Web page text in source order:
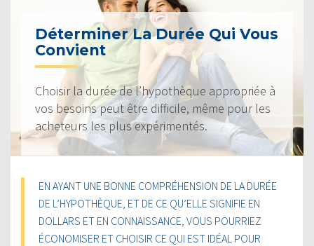
Déterminer La Durée Qui Vous
Convient
Choisir la durée de l’hypothèque appropriée à
vos besoins peut être difficile, même pour les
acheteurs les plus expérimentés.
EN AYANT UNE BONNE COMPRÉHENSION DE LA DURÉE
DE L’HYPOTHÈQUE, ET DE CE QU’ELLE SIGNIFIE EN
DOLLARS ET EN CONNAISSANCE, VOUS POURRIEZ
ÉCONOMISER ET CHOISIR CE QUI EST IDÉAL POUR